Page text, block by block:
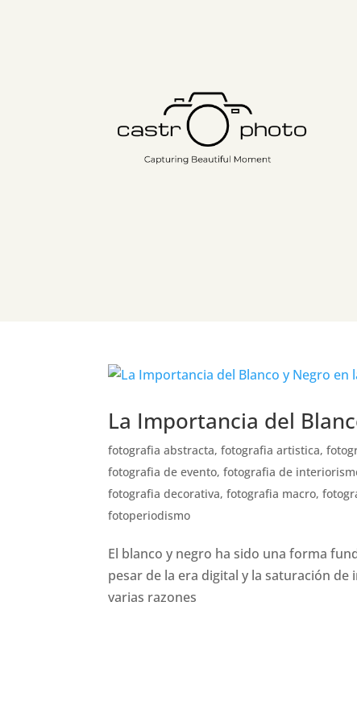
La Importancia del
fotografia abstracta,fotografia artistica,
fotografia de evento,fotografia de
fotografia decorativa,fotografia macro,
fotoperiodismo
El blanco y negro ha sido una forma
pesar de la era digital y la saturación
varias razones